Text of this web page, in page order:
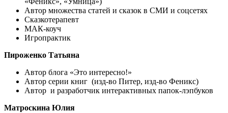
Автор множества статей и сказок в СМИ и соцсетях
Сказкотерапевт
МАК-коуч
Игропрактик
Пироженко Татьяна
Автор блога «Это интересно!»
Автор серии книг (изд-во Питер, изд-во Феникс)
Автор и разработчик интерактивных папок-лэпбуков
Матроскина Юлия